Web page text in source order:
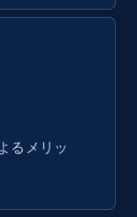
るメリッ